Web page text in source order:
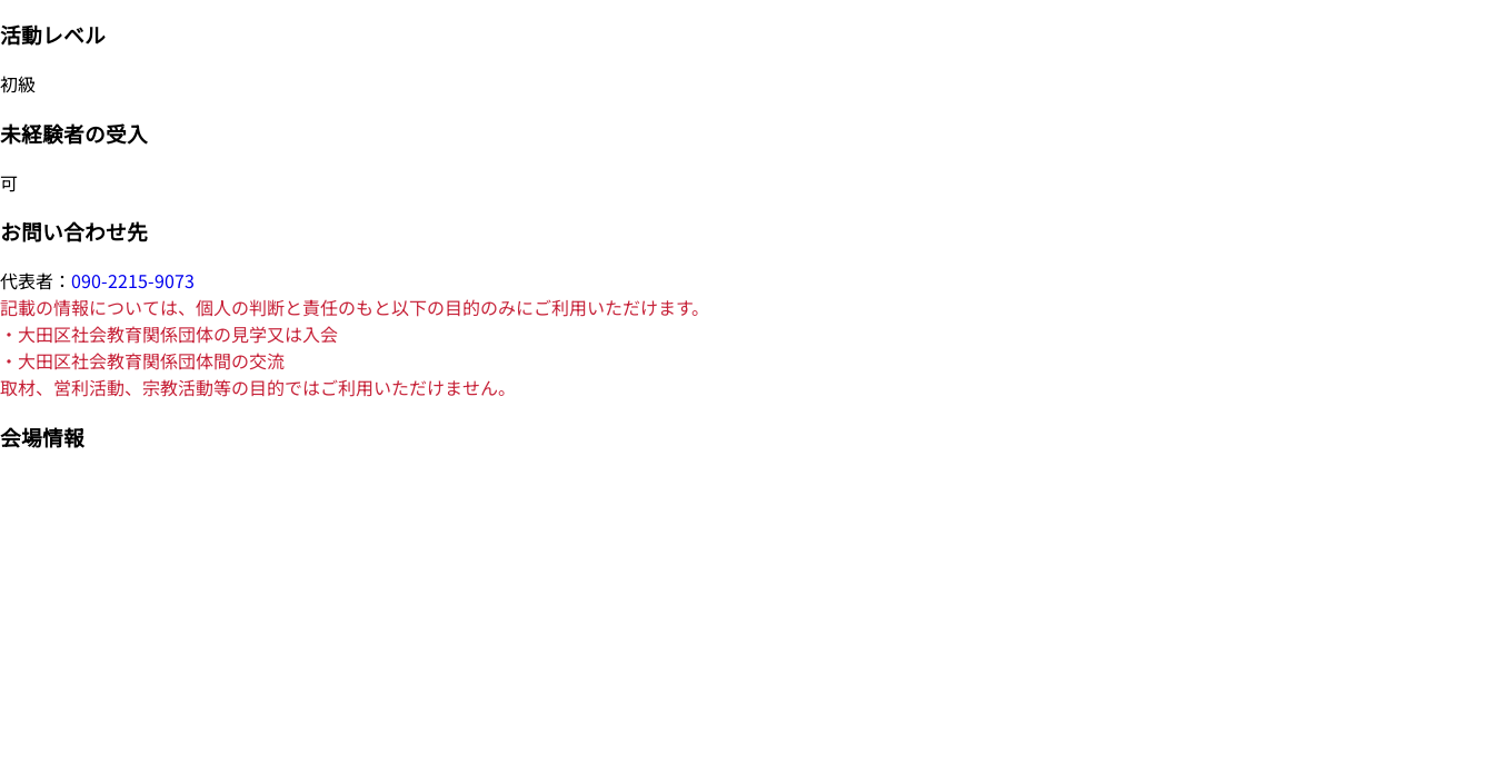
活動レベル
初級
未経験者の受入
可
お問い合わせ先
代表者： 090-2215-9073
記載の情報については、個人の判断と責任のもと以下の目的のみにご利用いただけます。
・大田区社会教育関係団体の見学又は入会
・大田区社会教育関係団体間の交流
取材、営利活動、宗教活動等の目的ではご利用いただけません。
会場情報